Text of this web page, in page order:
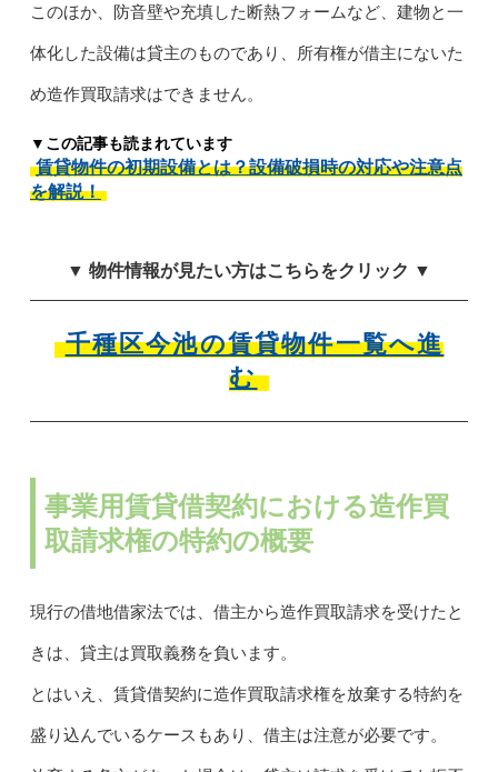
このほか、防音壁や充填した断熱フォームなど、建物と一
体化した設備は貸主のものであり、所有権が借主にないた
め造作買取請求はできません。
▼この記事も読まれています
賃貸物件の初期設備とは？設備破損時の対応や注意点
を解説！
▼ 物件情報が見たい方はこちらをクリック ▼
千種区今池の賃貸物件一覧へ進
む
事業用賃貸借契約における造作買
取請求権の特約の概要
現行の借地借家法では、借主から造作買取請求を受けたと
きは、貸主は買取義務を負います。
とはいえ、賃貸借契約に造作買取請求権を放棄する特約を
盛り込んでいるケースもあり、借主は注意が必要です。